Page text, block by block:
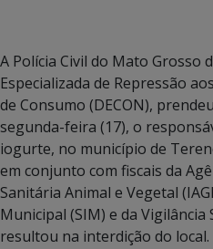
A Polícia Civil do Mato Grosso
Especializada de Repressão
de Consumo (DECON),
segunda-feira (17), o
iogurte, no município de
em conjunto com fiscais da
Sanitária Animal e Vegetal
Municipal (SIM) e da
resultou na interdição do local.